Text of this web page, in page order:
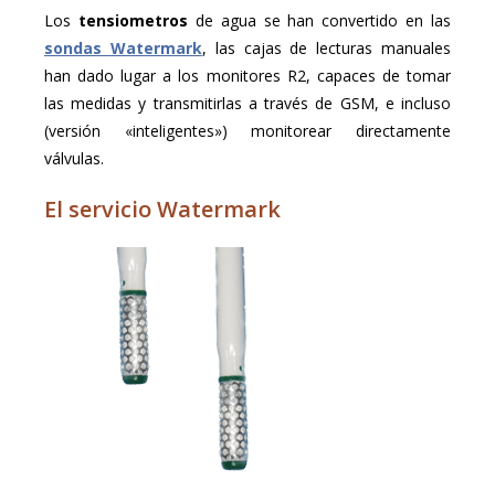
Los tensiometros de agua se han convertido en las
sondas Watermark, las cajas de lecturas manuales
han dado lugar a los monitores R2, capaces de tomar
las medidas y transmitirlas a través de GSM, e incluso
(versión «inteligentes») monitorear directamente
válvulas.
El servicio Watermark